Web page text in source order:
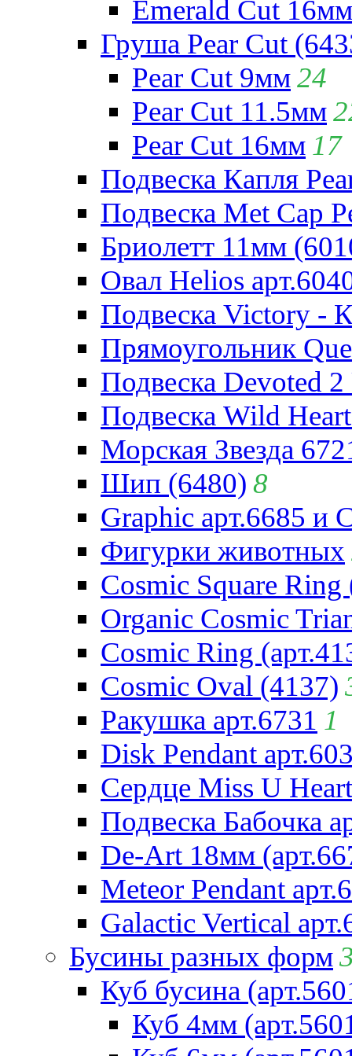
Emerald Cut 16мм
Груша Pear Cut
Pear Cut 9мм24
Pear Cut 11.5мм
Pear Cut 16мм 17
Подвеска Капля
Подвеска Met Cap
Бриолетт 11мм
Овал Helios
Подвеска Victory -
Прямоугольник
Подвеска Devoted
Подвеска Wild
Морская Звезда
Шип (6480) 8
Graphic арт.6685 и
Фигурки животных
Cosmic Square Ring
Organic Cosmic
Cosmic Ring
Cosmic Oval (4137)
Ракушка арт.6731 1
Disk Pendant
Сердце Miss U
Подвеска Бабочка
De-Art 18мм
Meteor Pendant
Galactic Vertical
Бусины разных форм
Куб бусина
Куб 4мм